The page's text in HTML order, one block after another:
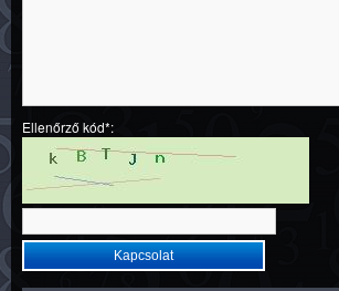
Ellenőrző kód*: